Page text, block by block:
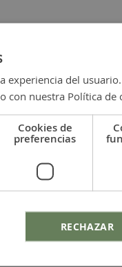
experiencia del
con nuestra Política de
Cookies de
preferencias
RECHAZAR